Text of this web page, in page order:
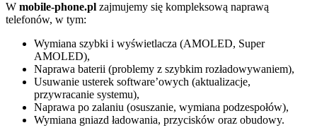
W mobile-phone.pl zajmujemy się kompleksową naprawą
telefonów, w tym:
Wymiana szybki i wyświetlacza (AMOLED, Super
AMOLED),
Naprawa baterii (problemy z szybkim rozładowywaniem),
Usuwanie usterek software’owych (aktualizacje,
przywracanie systemu),
Naprawa po zalaniu (osuszanie, wymiana podzespołów),
Wymiana gniazd ładowania, przycisków oraz obudowy.